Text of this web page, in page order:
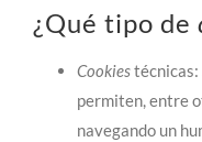
¿Qué tipo de
Cookiestécnicas:
permiten, entre
navegando un